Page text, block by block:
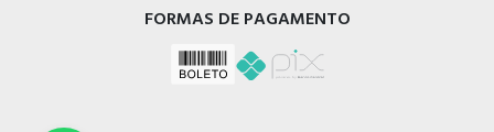
FORMAS DE PAGAMENTO